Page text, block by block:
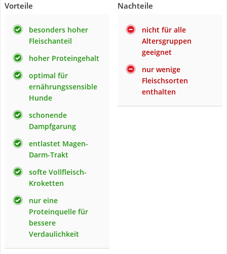
Vorteile
besonders hoher
Fleischanteil
hoher Proteingehalt
optimal für
ernährungssensible
Hunde
schonende
Dampfgarung
entlastet Magen-
Darm-Trakt
softe Vollfleisch-
Kroketten
nur eine
Proteinquelle für
bessere
Verdaulichkeit
Nachteile
nicht für alle
Altersgruppen
geeignet
nur wenige
Fleischsorten
enthalten